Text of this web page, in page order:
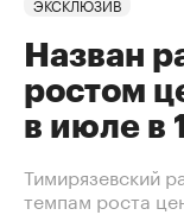
Назван
ростом
в июле в
Тимирязевский
темпам роста